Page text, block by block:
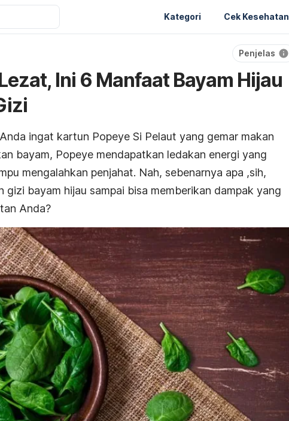
Kategori Cek Kesehatan
Penjelas
Ini 6 Manfaat Bayam Hijau
ingat kartun Popeye Si Pelaut yang gemar makan
bayam, Popeye mendapatkan ledakan energi yang
mengalahkan penjahat. Nah, sebenarnya apa ,sih,
gizi bayam hijau sampai bisa memberikan dampak yang
Anda?